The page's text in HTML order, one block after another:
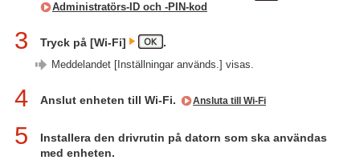
Administratörs-ID och -PIN-kod
3 Tryck på [Wi-Fi] .
Meddelandet [Inställningar används.] visas.
4 Anslut enheten till Wi-Fi. Ansluta till Wi-Fi
5
Installera den drivrutin på datorn som ska användas
med enheten.